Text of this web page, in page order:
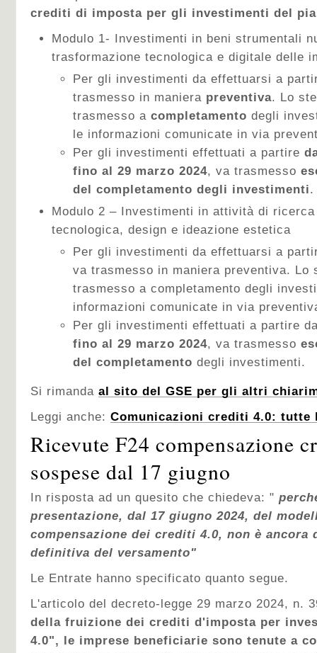
crediti di imposta per gli investimenti del
Modulo 1- Investimenti in beni strumentali
trasformazione tecnologica e digitale delle
Per gli investimenti da effettuarsi a
trasmesso in maniera preventiva. Lo
trasmesso a completamento degli
le informazioni comunicate in via
Per gli investimenti effettuati a partire
fino al 29 marzo 2024, va trasmesso
del completamento degli investimenti.
Modulo 2 – Investimenti in attività di
tecnologica, design e ideazione estetica
Per gli investimenti da effettuarsi a
va trasmesso in maniera preventiva. Lo
trasmesso a completamento degli
informazioni comunicate in via
Per gli investimenti effettuati a partire
fino al 29 marzo 2024, va trasmesso
del completamento degli investimenti.
Si rimanda al sito del GSE per gli altri
Leggi anche: Comunicazioni crediti 4.0: tutte
Ricevute F24 compensazione
sospese dal 17 giugno
In risposta ad un quesito che chiedeva: "
presentazione, dal 17 giugno 2024, del
compensazione dei crediti 4.0, non è
definitiva del versamento"
Le Entrate hanno specificato quanto segue.
L'articolo del decreto-legge 29 marzo 2024, n.
della fruizione dei crediti d'imposta per
4.0", le imprese beneficiarie sono tenute a